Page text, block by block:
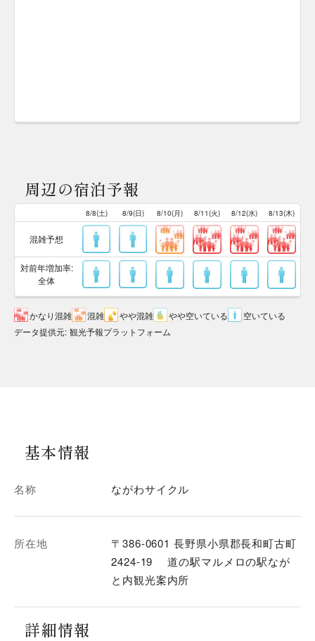
周辺の宿泊予報
8/8(土) 8/9(日) 8/10(月) 8/11(火) 8/12(水) 8/13(木)
混雑予想
対前年増加率:
全体
かなり混雑 混雑 やや混雑 やや空いている
空いている
データ提供元: 観光予報プラットフォーム
基本情報
名称 ながわサイクル
所在地
〒386-0601 長野県小県郡長和町古町
2424-19 道の駅マルメロの駅なが
と内観光案内所
詳細情報